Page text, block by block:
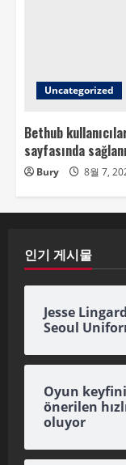
Uncategorized
Bethub
sayfasında
Bury 8월 7,
인기 게시물
Jesse
Seoul
Oyun
önerilen
oluyor